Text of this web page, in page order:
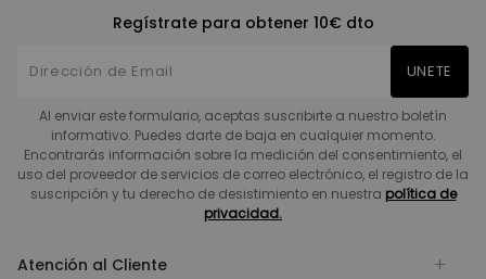
Regístrate para obtener 10€ dto
UNETE
Al enviar este formulario, aceptas suscribirte a nuestro boletín
informativo. Puedes darte de baja en cualquier momento.
Encontrarás información sobre la medición del consentimiento, el
uso del proveedor de servicios de correo electrónico, el registro de la
suscripción y tu derecho de desistimiento en nuestra política de
privacidad.
Atención al Cliente